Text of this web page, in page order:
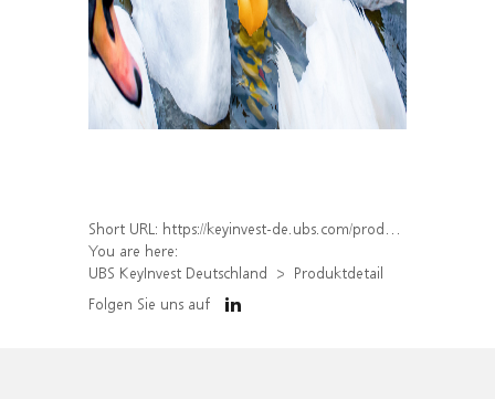
Short URL: https://keyinvest-de.ubs.com/produkt/detail/index/isin/DE000WA8J759
You are here:
UBS KeyInvest Deutschland
Produktdetail
Folgen Sie uns auf